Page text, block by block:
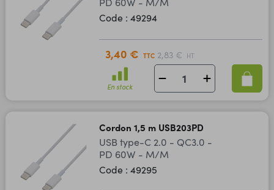
Code : 49294
3,40 € TTC 2,83 € HT
En stock
Cordon 1,5 m USB203PD
USB type-C 2.0 - QC3.0 -
PD 60W - M/M
Code : 49295